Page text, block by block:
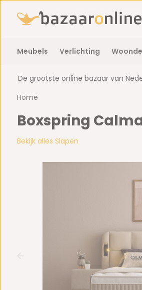
Meubels Verlichting
De grootste online bazaar van
Home
Boxspring
Bekijk alles Slapen